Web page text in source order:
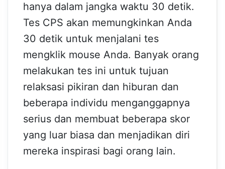
hanya dalam jangka waktu 30 detik.
Tes CPS akan memungkinkan Anda
30 detik untuk menjalani tes
mengklik mouse Anda. Banyak orang
melakukan tes ini untuk tujuan
relaksasi pikiran dan hiburan dan
beberapa individu menganggapnya
serius dan membuat beberapa skor
yang luar biasa dan menjadikan diri
mereka inspirasi bagi orang lain.